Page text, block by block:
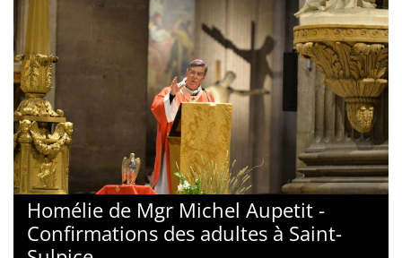
Homélie de Mgr Michel Aupetit -
Confirmations des adultes à Saint-